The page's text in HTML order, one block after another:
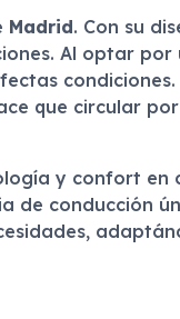
Madrid. Con su
Al optar
que circular
y confort en
de conducción